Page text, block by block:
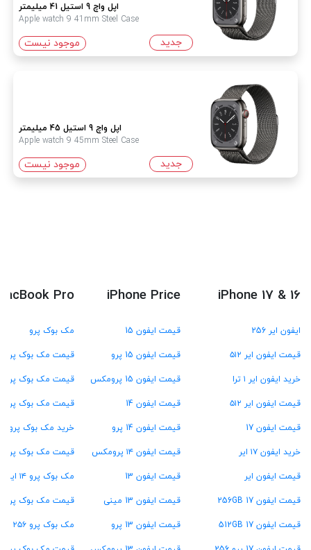
اپل واچ 9 استیل 41 میلیمتر
Apple watch 9 41mm Steel Case
جدید موجود نیست
اپل واچ 9 استیل 45 میلیمتر
Apple watch 9 45mm Steel Case
جدید موجود نیست
iPhone 17 & 16
ایفون ایر 256
قیمت ایفون ایر ۵۱۲
خرید ایفون ایر ۱ ترا
قیمت ایفون ایر ۵۱۲
قیمت ایفون 17
خرید ایفون ۱۷ ایر
قیمت ایفون ایر
قیمت ایفون 17 256GB
قیمت ایفون 17 512GB
iPhone Price
قیمت ایفون 15
قیمت ایفون 15 پرو
قیمت ایفون 15 پرومکس
قیمت ایفون 14
قیمت ایفون 14 پرو
قیمت ایفون ۱۴ پرومکس
قیمت ایفون 13
قیمت ایفون 13 مینی
قیمت ایفون 13 پرو
Pro
مک بوک پرو
قیمت مک بوک پرو M4
قیمت مک بوک پرو M3
قیمت مک بوک پرو M2
خرید مک بوک پرو M1
قیمت مک بوک پرو ۱۳ اینچ
مک بوک پرو ۱۴ اینچ
قیمت مک بوک پرو ۱۶ اینچ
مک بوک پرو ۲۵۶ گیگ